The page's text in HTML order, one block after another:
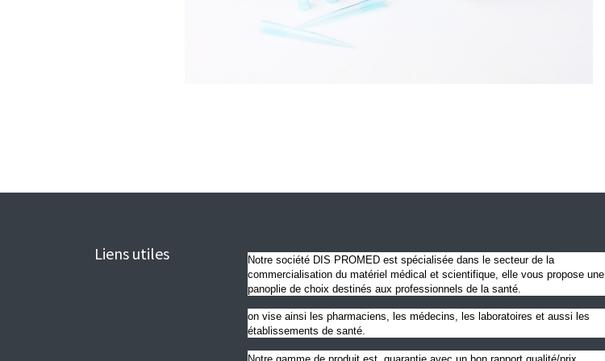
Liens utiles
Notre société DIS PROMED est spécialisée dans le secteur de la
commercialisation du matériel médical et scientifique, elle vous propose une
panoplie de choix destinés aux professionnels de la santé.
on vise ainsi les pharmaciens, les médecins, les laboratoires et aussi les
établissements de santé.